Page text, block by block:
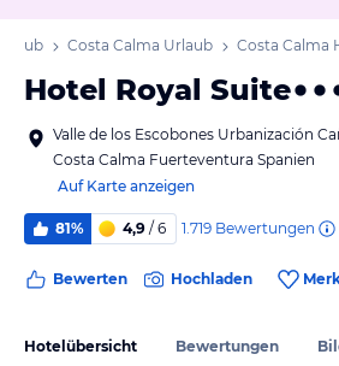
Costa Calma Urlaub Costa Calma
Hotel Royal Suite
Valle de los Escobones Urbanización
Costa Calma Fuerteventura Spanien
Auf Karte anzeigen
81% 4,9 / 6 1.719 Bewertungen
Bewerten Hochladen
Hotelübersicht Bewertungen